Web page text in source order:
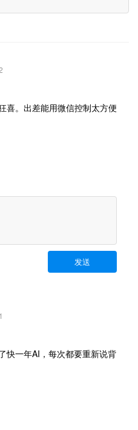
喜。出差能用微信控制太方便
发送
快一年AI，每次都要重新说背